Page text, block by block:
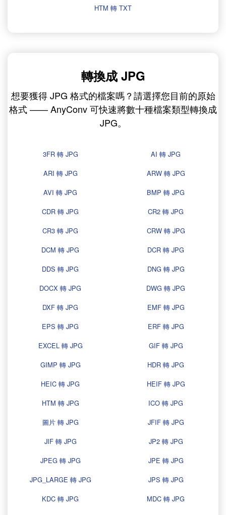
HTM 轉 TXT
轉換成 JPG
想要獲得 JPG 格式的檔案嗎？請選擇您目前的原始
格式 —— AnyConv 可快速將數十種檔案類型轉換成
JPG。
3FR 轉 JPG
AI 轉 JPG
ARI 轉 JPG
ARW 轉 JPG
AVI 轉 JPG
BMP 轉 JPG
CDR 轉 JPG
CR2 轉 JPG
CR3 轉 JPG
CRW 轉 JPG
DCM 轉 JPG
DCR 轉 JPG
DDS 轉 JPG
DNG 轉 JPG
DOCX 轉 JPG
DWG 轉 JPG
DXF 轉 JPG
EMF 轉 JPG
EPS 轉 JPG
ERF 轉 JPG
EXCEL 轉 JPG
GIF 轉 JPG
GIMP 轉 JPG
HDR 轉 JPG
HEIC 轉 JPG
HEIF 轉 JPG
HTM 轉 JPG
ICO 轉 JPG
圖片 轉 JPG
JFIF 轉 JPG
JIF 轉 JPG
JP2 轉 JPG
JPEG 轉 JPG
JPE 轉 JPG
JPG_LARGE 轉 JPG
JPS 轉 JPG
KDC 轉 JPG
MDC 轉 JPG